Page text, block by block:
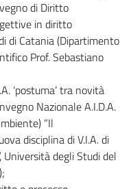
di Diritto
in diritto
di Catania (Dipartimento
Prof. Sebastiano
‘postuma’ tra novità
Nazionale A.I.D.A.
“Il
disciplina di V.I.A. di
Università degli Studi del